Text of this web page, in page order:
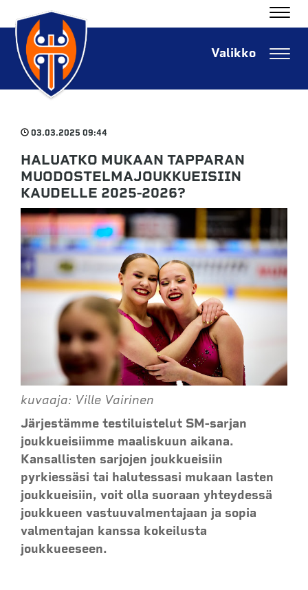
03.03.2025 09:44
HALUATKO MUKAAN TAPPARAN
MUODOSTELMAJOUKKUEISIIN
KAUDELLE 2025-2026?
kuvaaja: Ville Vairinen
Järjestämme testiluistelut SM-sarjan
joukkueisiimme maaliskuun aikana.
Kansallisten sarjojen joukkueisiin
pyrkiessäsi tai halutessasi mukaan lasten
joukkueisiin, voit olla suoraan yhteydessä
joukkueen vastuuvalmentajaan ja sopia
valmentajan kanssa kokeilusta
joukkueeseen.